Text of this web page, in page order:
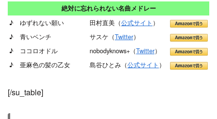
絶対に忘れられない名曲メドレー
♪ ゆずれない願い 田村直美（公式サイト ）
♪ 青いベンチ
サスケ（Twitter）
♪ ココロオドル
nobodyknows+（Twitter）
♪ 亜麻色の髪の乙女
島谷ひとみ（公式サイト ）
[/su_table]